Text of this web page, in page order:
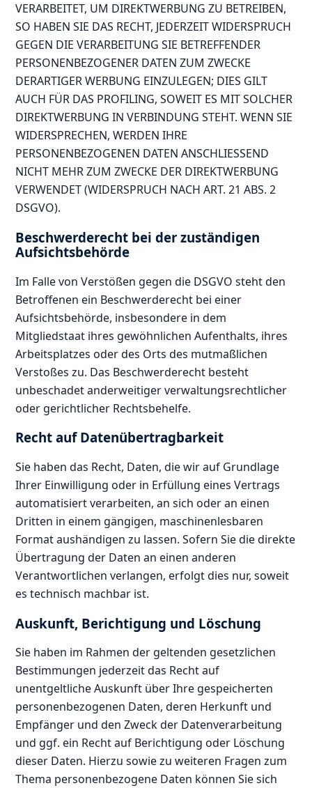
VERARBEITET, UM DIREKTWERBUNG ZU BETREIBEN,
SO HABEN SIE DAS RECHT, JEDERZEIT WIDERSPRUCH
GEGEN DIE VERARBEITUNG SIE BETREFFENDER
PERSONENBEZOGENER DATEN ZUM ZWECKE
DERARTIGER WERBUNG EINZULEGEN; DIES GILT
AUCH FÜR DAS PROFILING, SOWEIT ES MIT SOLCHER
DIREKTWERBUNG IN VERBINDUNG STEHT. WENN SIE
WIDERSPRECHEN, WERDEN IHRE
PERSONENBEZOGENEN DATEN ANSCHLIESSEND
NICHT MEHR ZUM ZWECKE DER DIREKTWERBUNG
VERWENDET (WIDERSPRUCH NACH ART. 21 ABS. 2
DSGVO).
Beschwerde­recht bei der zuständigen
Aufsichts­behörde
Im Falle von Verstößen gegen die DSGVO steht den
Betroffenen ein Beschwerderecht bei einer
Aufsichtsbehörde, insbesondere in dem
Mitgliedstaat ihres gewöhnlichen Aufenthalts, ihres
Arbeitsplatzes oder des Orts des mutmaßlichen
Verstoßes zu. Das Beschwerderecht besteht
unbeschadet anderweitiger verwaltungsrechtlicher
oder gerichtlicher Rechtsbehelfe.
Recht auf Daten­übertrag­barkeit
Sie haben das Recht, Daten, die wir auf Grundlage
Ihrer Einwilligung oder in Erfüllung eines Vertrags
automatisiert verarbeiten, an sich oder an einen
Dritten in einem gängigen, maschinenlesbaren
Format aushändigen zu lassen. Sofern Sie die direkte
Übertragung der Daten an einen anderen
Verantwortlichen verlangen, erfolgt dies nur, soweit
es technisch machbar ist.
Auskunft, Berichtigung und Löschung
Sie haben im Rahmen der geltenden gesetzlichen
Bestimmungen jederzeit das Recht auf
unentgeltliche Auskunft über Ihre gespeicherten
personenbezogenen Daten, deren Herkunft und
Empfänger und den Zweck der Datenverarbeitung
und ggf. ein Recht auf Berichtigung oder Löschung
dieser Daten. Hierzu sowie zu weiteren Fragen zum
Thema personenbezogene Daten können Sie sich